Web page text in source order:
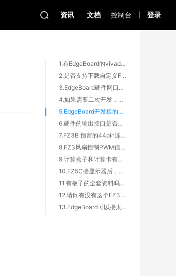
资讯 文档 控制台 登录
1.有EdgeBoard的vivado工程源码吗
2.是否支持下载自定义FPGA固件？
3.EdgeBoard硬件网口灯不亮、串口无数据，感觉没有工作
4.如果需要二次开发，需要硬件接口的话,购买了EdgeBoard计算卡会开放原理图么
5.EdgeBoard开发板的工作温度等参数是多少
6.硬件的输出接口是否可以调整自定义？
7.FZ3B 预留的44pin连接器里面的bank 26/44 io口有做等长处理吗
8.FZ3风扇控制PWM信号与转速是什么关系，比如占空比或频率
9.计算盒子和计算卡有什么差别吗
10.FZ5C接显示器后，上电不亮
11.有板子的全套资料吗，需要二次开发
12.请问有没有这个FZ3B的板子的管脚分配的说明书
13.EdgeBoard可以接太阳能电池吗？